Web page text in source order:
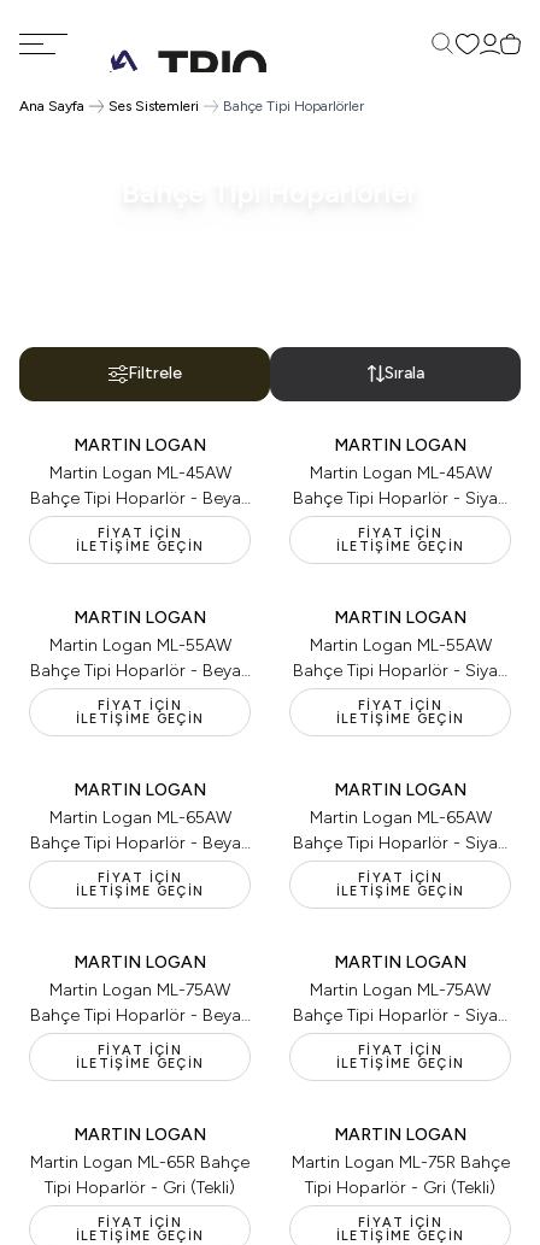
Favorilerim
Ana Sayfa Ses Sistemleri Bahçe Tipi Hoparlörler
Filtrele Sırala
MARTIN LOGAN
Martin Logan ML-45AW
Bahçe Tipi Hoparlör - Beyaz
(Tekli)
FIYAT İÇIN
İLETIŞIME GEÇIN
MARTIN LOGAN
Martin Logan ML-45AW
Bahçe Tipi Hoparlör - Siyah
(Tekli)
FIYAT İÇIN
İLETIŞIME GEÇIN
MARTIN LOGAN
Martin Logan ML-55AW
Bahçe Tipi Hoparlör - Beyaz
(Tekli)
FIYAT İÇIN
İLETIŞIME GEÇIN
MARTIN LOGAN
Martin Logan ML-55AW
Bahçe Tipi Hoparlör - Siyah
(Tekli)
FIYAT İÇIN
İLETIŞIME GEÇIN
MARTIN LOGAN
Martin Logan ML-65AW
Bahçe Tipi Hoparlör - Beyaz
(Tekli)
FIYAT İÇIN
İLETIŞIME GEÇIN
MARTIN LOGAN
Martin Logan ML-65AW
Bahçe Tipi Hoparlör - Siyah
(Tekli)
FIYAT İÇIN
İLETIŞIME GEÇIN
MARTIN LOGAN
Martin Logan ML-75AW
Bahçe Tipi Hoparlör - Beyaz
(Tekli)
FIYAT İÇIN
İLETIŞIME GEÇIN
MARTIN LOGAN
Martin Logan ML-75AW
Bahçe Tipi Hoparlör - Siyah
(Tekli)
FIYAT İÇIN
İLETIŞIME GEÇIN
MARTIN LOGAN
Martin Logan ML-65R Bahçe
Tipi Hoparlör - Gri (Tekli)
FIYAT İÇIN
İLETIŞIME GEÇIN
MARTIN LOGAN
Martin Logan ML-75R Bahçe
Tipi Hoparlör - Gri (Tekli)
FIYAT İÇIN
İLETIŞIME GEÇIN